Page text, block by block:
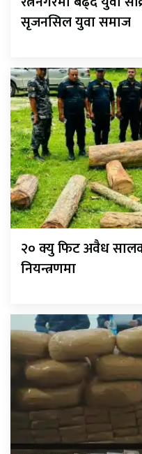
सृजनसिल युवा समाज
२० क्यु फिट अवैध
नियन्त्रणमा